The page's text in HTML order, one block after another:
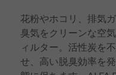
花粉やホコリ、排気
臭気をクリーンな空
ィルター。活性炭を
せ、高い脱臭効率を